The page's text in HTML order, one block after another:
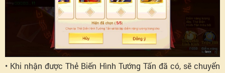
• Khi nhận được Thẻ Biến Hình Tướng Tấn đã có, sẽ chuyển